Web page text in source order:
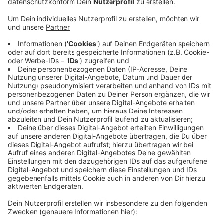
Veröffentlicht:Freitag, 18.12.2020 07:10
Zwei Jahre Haft auf Bewährung, dazu müssen sie die
Prozesskosten zahlen und auch die Auslagen der
Nebenklägerin. Die drei Männer hatten nach Ansicht
des Gerichts im April 2018 die junge Frau in der
Wohnung eines der Täter in Leichlingen vergewaltigt
und ihre Taten zum Teil auch gefilmt. Schon zu Beginn
des Prozesses hatten sie das auch zugegeben. Sie
sagten allerdings, dass Alkohol und Drogen im Spiel
gewesen seien. Alle drei wüssten nicht mehr, wie das
passieren konnte.